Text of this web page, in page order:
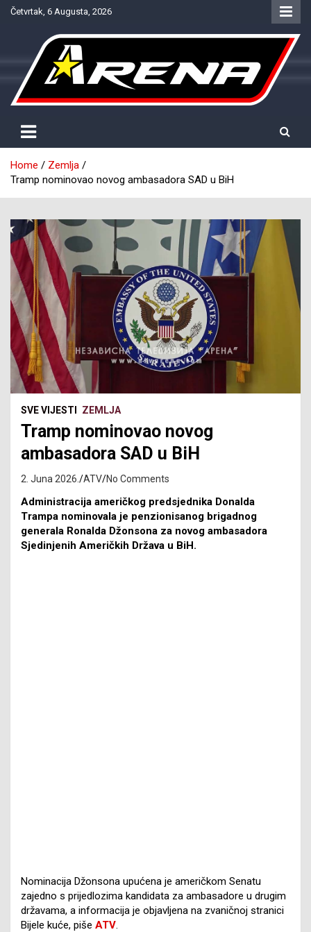
SkipČetvrtak, 6 Augusta, 2026
NTV Arena
Home
Zemlja
Tramp nominovao novog ambasadora SAD u BiH
SVE VIJESTI ZEMLJA
Tramp nominovao novog
ambasadora SAD u BiH
2. Juna 2026. ATV No Comments
Administracija američkog predsjednika Donalda
Trampa nominovala je penzionisanog brigadnog
generala Ronalda Džonsona za novog ambasadora
Sjedinjenih Američkih Država u BiH.
Nominacija Džonsona upućena je američkom Senatu
zajedno s prijedlozima kandidata za ambasadore u drugim
državama, a informacija je objavljena na zvaničnoj stranici
Bijele kuće, piše ATV.